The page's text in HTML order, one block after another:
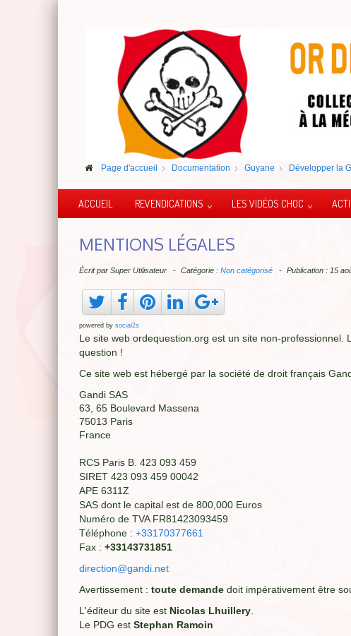
Page d'accueil Documentation Guyane Développer la
ACCUEIL REVENDICATIONS LES VIDÉOS CHOC
MENTIONS LÉGALES
Écrit par Super Utilisateur Catégorie : Non catégorisé Publication : 15
powered by social2s
Le site web ordequestion.org est un site non-
question !
Ce site web est hébergé par la société de droit français
Gandi SAS
63, 65 Boulevard Massena
75013 Paris
France
RCS Paris B. 423 093 459
SIRET 423 093 459 00042
APE 6311Z
SAS dont le capital est de 800,000 Euros
Numéro de TVA FR81423093459
Téléphone : +33170377661
Fax : +33143731851
direction@gandi.net
Avertissement : toute demande doit impérativement être
L'éditeur du site est Nicolas Lhuillery.
Le PDG est Stephan Ramoin